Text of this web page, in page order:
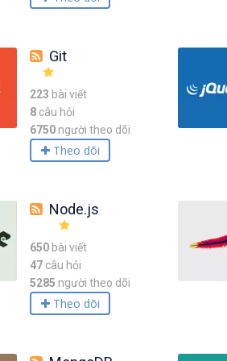
Git
223 bài viết
8 câu hỏi
6750 người theo dõi
Theo dõi
Node.js
650 bài viết
47 câu hỏi
5285 người theo dõi
Theo dõi